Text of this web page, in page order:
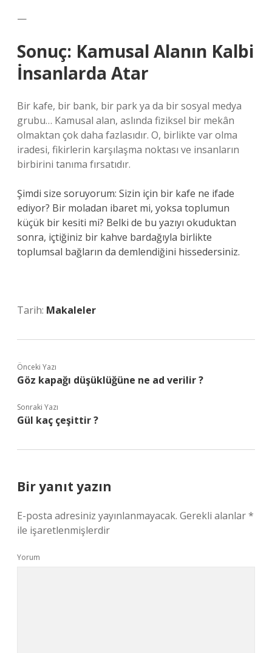
—
Sonuç: Kamusal Alanın Kalbi
İnsanlarda Atar
Bir kafe, bir bank, bir park ya da bir sosyal medya
grubu… Kamusal alan, aslında fiziksel bir mekân
olmaktan çok daha fazlasıdır. O, birlikte var olma
iradesi, fikirlerin karşılaşma noktası ve insanların
birbirini tanıma fırsatıdır.
Şimdi size soruyorum: Sizin için bir kafe ne ifade
ediyor? Bir moladan ibaret mi, yoksa toplumun
küçük bir kesiti mi? Belki de bu yazıyı okuduktan
sonra, içtiğiniz bir kahve bardağıyla birlikte
toplumsal bağların da demlendiğini hissedersiniz.
Tarih: Makaleler
Önceki Yazı
Göz kapağı düşüklüğüne ne ad verilir ?
Sonraki Yazı
Gül kaç çeşittir ?
Bir yanıt yazın
E-posta adresiniz yayınlanmayacak. Gerekli alanlar*
ile işaretlenmişlerdir
Yorum